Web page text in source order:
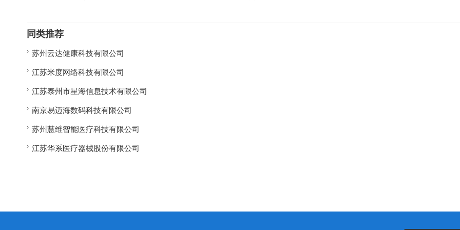
同类推荐
苏州云达健康科技有限公司
江苏米度网络科技有限公司
江苏泰州市星海信息技术有限公司
南京易迈海数码科技有限公司
苏州慧维智能医疗科技有限公司
江苏华系医疗器械股份有限公司